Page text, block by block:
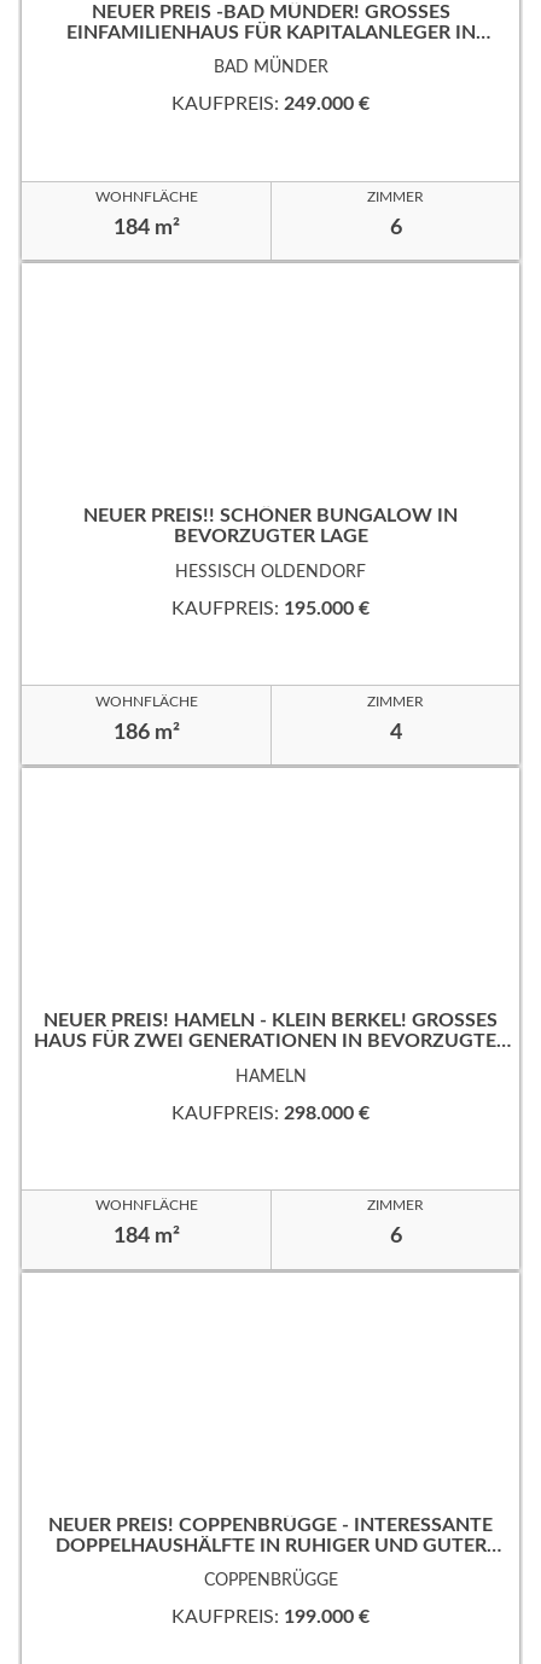
NEUER PREIS -BAD MÜNDER! GROSSES
EINFAMILIENHAUS FÜR KAPITALANLEGER IN B
EVORZUGTER WOHNLAGE!
BAD MÜNDER
KAUFPREIS: 249.000 €
WOHNFLÄCHE
184 m²
ZIMMER
6
NEUER PREIS!! SCHÖNER BUNGALOW IN
BEVORZUGTER LAGE
HESSISCH OLDENDORF
KAUFPREIS: 195.000 €
WOHNFLÄCHE
186 m²
ZIMMER
4
NEUER PREIS! HAMELN - KLEIN BERKEL! GROSSES
HAUS FÜR ZWEI GENERATIONEN IN BEVORZUGTER
HAMELN
KAUFPREIS: 298.000 €
WOHNFLÄCHE
184 m²
ZIMMER
6
NEUER PREIS! COPPENBRÜGGE - INTERESSANTE
DOPPELHAUSHÄLFTE IN RUHIGER UND GUTER
WOHNLAGE!
COPPENBRÜGGE
KAUFPREIS: 199.000 €